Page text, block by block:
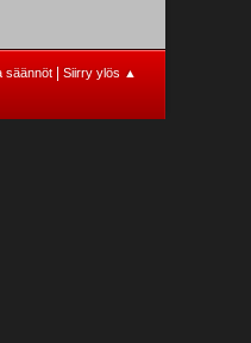
säännöt Siirry ylös ▲